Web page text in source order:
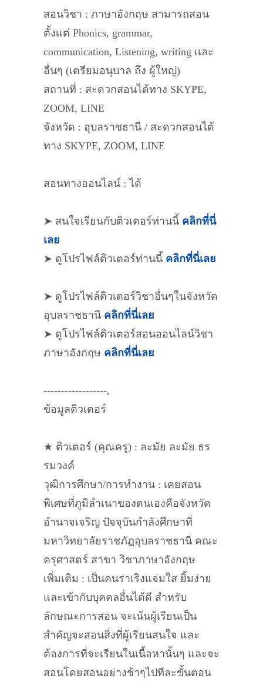
สอนวิชา : ภาษาอังกฤษ สามารถสอน
ตั้งเเต่ Phonics, grammar,
communication, Listening, writing เเละ
อื่นๆ (เตรียมอนุบาล ถึง ผู้ใหญ่)
สถานที่ : สะดวกสอนได้ทาง SKYPE,
ZOOM, LINE
จังหวัด : อุบลราชธานี / สะดวกสอนได้
ทาง SKYPE, ZOOM, LINE
สอนทางออนไลน์ : ได้
➤ สนใจเรียนกับติวเตอร์ท่านนี้ คลิกที่นี่
เลย
➤ ดูโปรไฟล์ติวเตอร์ท่านนี้ คลิกที่นี่เลย
➤ ดูโปรไฟล์ติวเตอร์วิชาอื่นๆในจังหวัด
อุบลราชธานี คลิกที่นี่เลย
➤ ดูโปรไฟล์ติวเตอร์สอนออนไลน์วิชา
ภาษาอังกฤษ คลิกที่นี่เลย
------------------,
ข้อมูลติวเตอร์
★ ติวเตอร์ (คุณครู) : ละมัย ละมัย ธร
รมวงค์
วุฒิการศึกษา/การทำงาน : เคยสอน
พิเศษที่ภูมิลำเนาของตนเองคือจังหวัด
อำนาจเจริญ ปัจจุบันกำลังศึกษาที่
มหาวิทยาลัยราชภัฎอุบลราชธานี คณะ
ครุศาสตร์ สาขา วิชาภาษาอังกฤษ
เพิ่มเติม : เป็นคนร่าเริงแจ่มใส ยิ้มง่าย
และเข้ากับบุคคลอื่นได้ดี สำหรับ
ลักษณะการสอน จะเน้นผู้เรียนเป็น
สำคัญจะสอนสิ่งที่ผู้เรียนสนใจ และ
ต้องการที่จะเรียนในเนื้อหานั้นๆ และจะ
สอนโดยสอนอย่างช้าๆไปทีละขั้นตอน